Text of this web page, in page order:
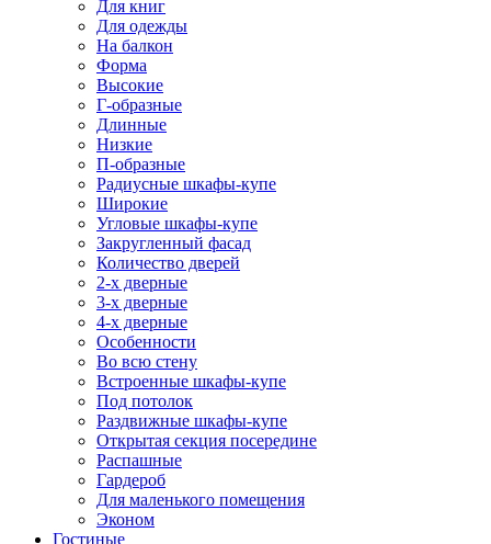
Для книг
Для одежды
На балкон
Форма
Высокие
Г-образные
Длинные
Низкие
П-образные
Радиусные шкафы-купе
Широкие
Угловые шкафы-купе
Закругленный фасад
Количество дверей
2-х дверные
3-х дверные
4-х дверные
Особенности
Во всю стену
Встроенные шкафы-купе
Под потолок
Раздвижные шкафы-купе
Открытая секция посередине
Распашные
Гардероб
Для маленького помещения
Эконом
Гостиные